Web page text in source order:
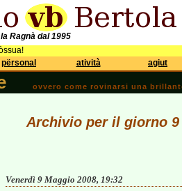
Ragnà dal 1995
përsonal atività agiut
ovvero come rovinarsi una
Archivio per il giorno 9
Venerdì 9 Maggio 2008, 19:32